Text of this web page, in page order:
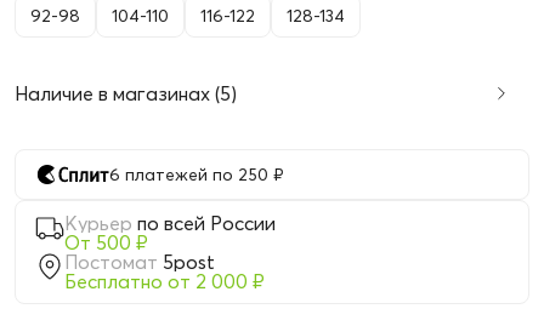
92-98 104-110 116-122 128-134
Наличие в магазинах (5)
6 платежей по 250 ₽
Курьер по всей России
От 500 ₽
Постомат 5post
Бесплатно от 2 000 ₽